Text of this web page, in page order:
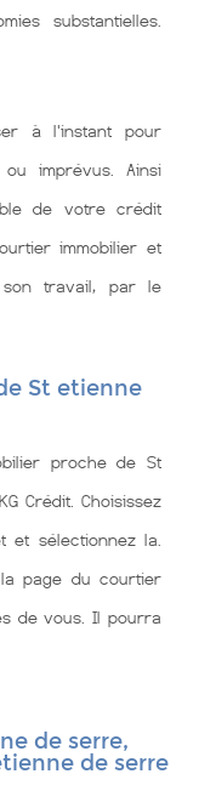
substantielles.
à l'instant pour
imprévus. Ainsi
de votre crédit
immobilier et
son travail, par le
St etienne
proche de St
Crédit. Choisissez
sélectionnez la.
la page du courtier
de vous. Il pourra
de serre,
de serre